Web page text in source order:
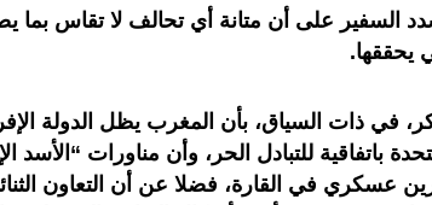
السفير على أن متانة أي تحالف لا تقاس بما
يحققها.
في ذات السياق، بأن المغرب يظل الدولة
باتفاقية للتبادل الحر، وأن مناورات
عسكري في القارة، فضلا عن أن التعاون